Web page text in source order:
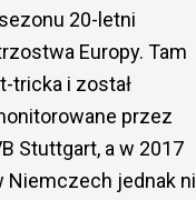
20-letni
Europy. Tam
tricka i został
przez
Stuttgart, a w 2017
Niemczech jednak